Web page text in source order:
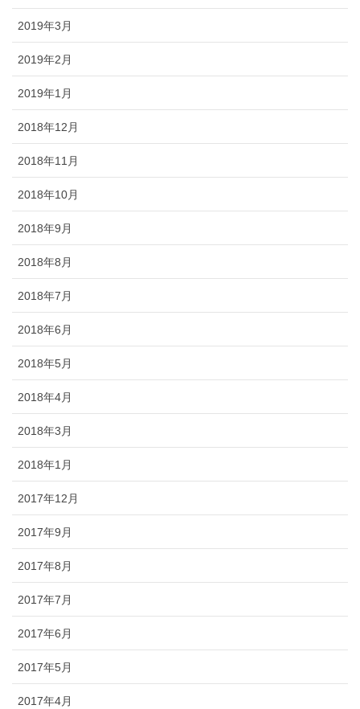
2019年3月
2019年2月
2019年1月
2018年12月
2018年11月
2018年10月
2018年9月
2018年8月
2018年7月
2018年6月
2018年5月
2018年4月
2018年3月
2018年1月
2017年12月
2017年9月
2017年8月
2017年7月
2017年6月
2017年5月
2017年4月